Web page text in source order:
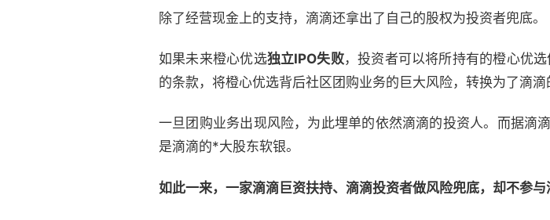
除了经营现金上的支持，滴滴还拿出了自己的股权为投资者兜底。
如果未来橙心优选独立IPO失败，投资者可以将所持有的橙心优
的条款，将橙心优选背后社区团购业务的巨大风险，转换为了滴滴
一旦团购业务出现风险，为此埋单的依然滴滴的投资人。而据滴
是滴滴的*大股东软银。
如此一来，一家滴滴巨资扶持、滴滴投资者做风险兜底，却不参与